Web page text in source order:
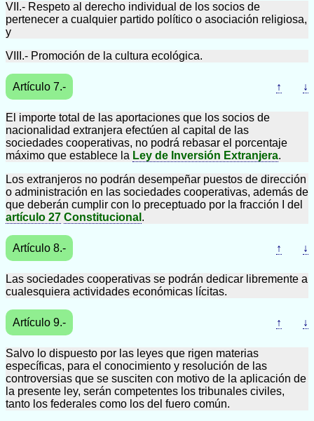
VII.- Respeto al derecho individual de los socios de
pertenecer a cualquier partido político o asociación religiosa,
y
VIII.- Promoción de la cultura ecológica.
Artículo 7.- ↑ ↓
El importe total de las aportaciones que los socios de
nacionalidad extranjera efectúen al capital de las
sociedades cooperativas, no podrá rebasar el porcentaje
máximo que establece la Ley de Inversión Extranjera.
Los extranjeros no podrán desempeñar puestos de dirección
o administración en las sociedades cooperativas, además de
que deberán cumplir con lo preceptuado por la fracción I del
artículo 27 Constitucional .
Artículo 8.- ↑ ↓
Las sociedades cooperativas se podrán dedicar libremente a
cualesquiera actividades económicas lícitas.
Artículo 9.- ↑ ↓
Salvo lo dispuesto por las leyes que rigen materias
específicas, para el conocimiento y resolución de las
controversias que se susciten con motivo de la aplicación de
la presente ley, serán competentes los tribunales civiles,
tanto los federales como los del fuero común.